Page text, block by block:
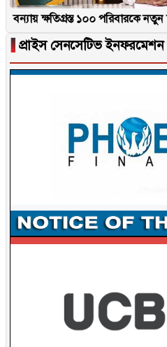
বন্যায় ক্ষতিগ্রস্ত ১০০ পরিবারকে নতুন
▐ প্রাইস সেনসেটিভ ইনফরমেশন